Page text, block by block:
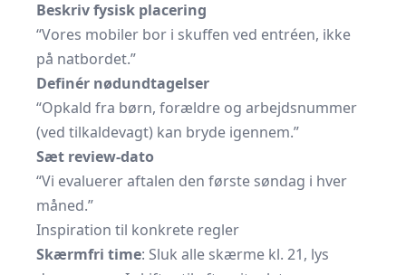
Beskriv fysisk placering
“Vores mobiler bor i skuffen ved entréen, ikke
på natbordet.”
Definér nødundtagelser
“Opkald fra børn, forældre og arbejdsnummer
(ved tilkaldevagt) kan bryde igennem.”
Sæt review-dato
“Vi evaluerer aftalen den første søndag i hver
måned.”
Inspiration til konkrete regler
Skærmfri time: Sluk alle skærme kl. 21, lys